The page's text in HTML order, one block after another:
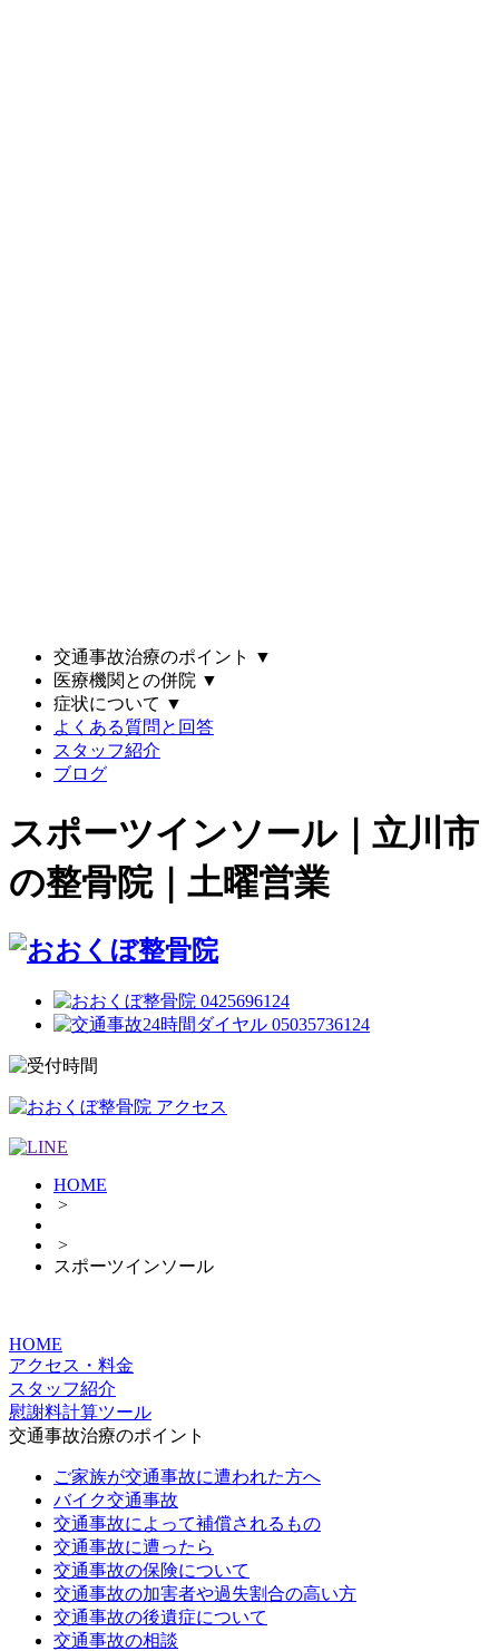
交通事故治療のポイント
▼
医療機関との併院 ▼
症状について ▼
よくある質問と回答
スタッフ紹介
ブログ
スポーツインソール｜立川市
の整骨院｜土曜営業
HOME
>
>
スポーツインソール
HOME
アクセス・料金
スタッフ紹介
慰謝料計算ツール
交通事故治療のポイント
ご家族が交通事故に遭われた方へ
バイク交通事故
交通事故によって補償されるもの
交通事故に遭ったら
交通事故の保険について
交通事故の加害者や過失割合の高い方
交通事故の後遺症について
交通事故の相談